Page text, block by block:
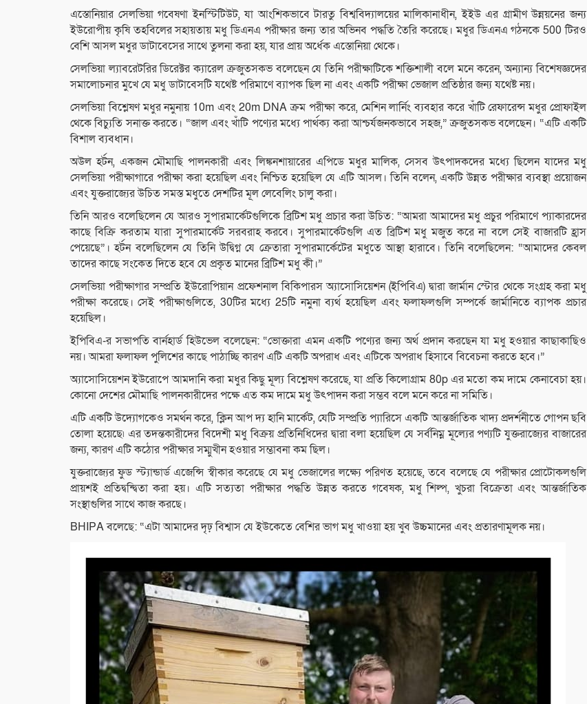
এস্তোনিয়ার সেলভিয়া গবেষণা ইনস্টিটিউট, যা আংশিকভাবে টারতু বিশ্ববিদ্যালয়ের মালিকানাধীন, ইইউ এর গ্রামীণ উন্নয়নের জন্য
ইউরোপীয় কৃষি তহবিলের সহায়তায় মধু ডিএনএ পরীক্ষার জন্য তার অভিনব পদ্ধতি তৈরি করেছে। মধুর ডিএনএ গঠনকে 500 টিরও
বেশি আসল মধুর ডাটাবেসের সাথে তুলনা করা হয়, যার প্রায় অর্ধেক এস্তোনিয়া থেকে।
সেলভিয়া ল্যাবরেটরির ডিরেক্টর ক্যারেল ক্রজুতসকভ বলেছেন যে তিনি পরীক্ষাটিকে শক্তিশালী বলে মনে করেন, অন্যান্য বিশেষজ্ঞদের
সমালোচনার মুখে যে মধু ডাটাবেসটি যথেষ্ট পরিমাণে ব্যাপক ছিল না এবং একটি পরীক্ষা ভেজাল প্রতিষ্ঠার জন্য যথেষ্ট নয়।
সেলভিয়া বিশ্লেষণ মধুর নমুনায় 10m এবং 20m DNA ক্রম পরীক্ষা করে, মেশিন লার্নিং ব্যবহার করে খাঁটি রেফারেন্স মধুর প্রোফাইল
থেকে বিচ্যুতি সনাক্ত করতে। “জাল এবং খাঁটি পণ্যের মধ্যে পার্থক্য করা আশ্চর্যজনকভাবে সহজ,” ক্রজুতসকভ বলেছেন। “এটি একটি
বিশাল ব্যবধান।
অউল হর্টন, একজন মৌমাছি পালনকারী এবং লিঙ্কনশায়ারের এপিডে মধুর মালিক, সেসব উৎপাদকদের মধ্যে ছিলেন যাদের মধু
সেলভিয়া পরীক্ষাগারে পরীক্ষা করা হয়েছিল এবং নিশ্চিত হয়েছিল যে এটি আসল। তিনি বলেন, একটি উন্নত পরীক্ষার ব্যবস্থা প্রয়োজন
এবং যুক্তরাজ্যের উচিত সমস্ত মধুতে দেশটির মূল লেবেলিং চালু করা।
তিনি আরও বলেছিলেন যে আরও সুপারমার্কেটগুলিকে ব্রিটিশ মধু প্রচার করা উচিত: “আমরা আমাদের মধু প্রচুর পরিমাণে প্যাকারদের
কাছে বিক্রি করতাম যারা সুপারমার্কেট সরবরাহ করবে। সুপারমার্কেটগুলি এত ব্রিটিশ মধু মজুত করে না বলে সেই বাজারটি হ্রাস
পেয়েছে”। হর্টন বলেছিলেন যে তিনি উদ্বিগ্ন যে ক্রেতারা সুপারমার্কেটের মধুতে আস্থা হারাবে। তিনি বলেছিলেন: “আমাদের কেবল
তাদের কাছে সংকেত দিতে হবে যে প্রকৃত মানের ব্রিটিশ মধু কী।”
সেলভিয়া পরীক্ষাগার সম্প্রতি ইউরোপিয়ান প্রফেশনাল বিকিপারস অ্যাসোসিয়েশন (ইপিবিএ) দ্বারা জার্মান স্টোর থেকে সংগ্রহ করা মধু
পরীক্ষা করেছে। সেই পরীক্ষাগুলিতে, 30টির মধ্যে 25টি নমুনা ব্যর্থ হয়েছিল এবং ফলাফলগুলি সম্পর্কে জার্মানিতে ব্যাপক প্রচার
হয়েছিল।
ইপিবিএ-র সভাপতি বার্নহার্ড হিউভেল বলেছেন: “ভোক্তারা এমন একটি পণ্যের জন্য অর্থ প্রদান করছেন যা মধু হওয়ার কাছাকাছিও
নয়। আমরা ফলাফল পুলিশের কাছে পাঠাচ্ছি কারণ এটি একটি অপরাধ এবং এটিকে অপরাধ হিসাবে বিবেচনা করতে হবে।”
অ্যাসোসিয়েশন ইউরোপে আমদানি করা মধুর কিছু মূল্য বিশ্লেষণ করেছে, যা প্রতি কিলোগ্রাম 80p এর মতো কম দামে কেনাবেচা হয়।
কোনো দেশের মৌমাছি পালনকারীদের পক্ষে এত কম দামে মধু উৎপাদন করা সম্ভব বলে মনে করে না সমিতি।
এটি একটি উদ্যোগকেও সমর্থন করে, ক্লিন আপ দ্য হানি মার্কেট, যেটি সম্প্রতি প্যারিসে একটি আন্তর্জাতিক খাদ্য প্রদর্শনীতে গোপন ছবি
তোলা হয়েছে৷ এর তদন্তকারীদের বিদেশী মধু বিক্রয় প্রতিনিধিদের দ্বারা বলা হয়েছিল যে সর্বনিম্ন মূল্যের পণ্যটি যুক্তরাজ্যের বাজারের
জন্য, কারণ এটি কঠোর পরীক্ষার সম্মুখীন হওয়ার সম্ভাবনা কম ছিল।
যুক্তরাজ্যের ফুড স্ট্যান্ডার্ড এজেন্সি স্বীকার করেছে যে মধু ভেজালের লক্ষ্যে পরিণত হয়েছে, তবে বলেছে যে পরীক্ষার প্রোটোকলগুলি
প্রায়শই প্রতিদ্বন্দ্বিতা করা হয়। এটি সত্যতা পরীক্ষার পদ্ধতি উন্নত করতে গবেষক, মধু শিল্প, খুচরা বিক্রেতা এবং আন্তর্জাতিক
সংস্থাগুলির সাথে কাজ করছে।
BHIPA বলেছে: “এটা আমাদের দৃঢ় বিশ্বাস যে ইউকেতে বেশির ভাগ মধু খাওয়া হয় খুব উচ্চমানের এবং প্রতারণামূলক নয়।